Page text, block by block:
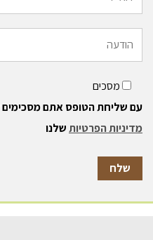
מסכים
עם שליחת הטופס אתם
מדיניות הפרטיותשלנו